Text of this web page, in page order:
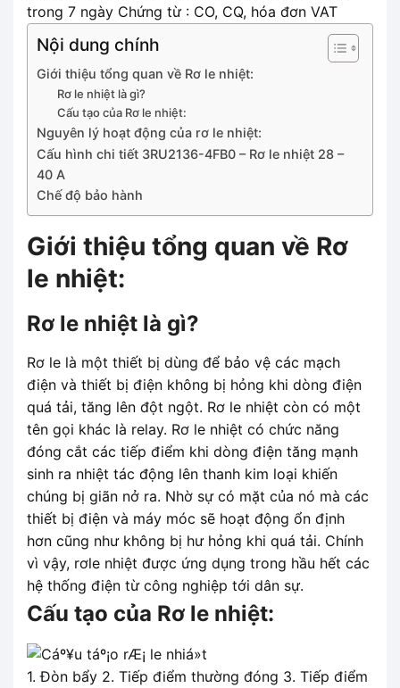
trong 7 ngày Chứng từ : CO, CQ, hóa đơn VAT
Nội dung chính
Giới thiệu tổng quan về Rơ le nhiệt:
Rơ le nhiệt là gì?
Cấu tạo của Rơ le nhiệt:
Nguyên lý hoạt động của rơ le nhiệt:
Cấu hình chi tiết 3RU2136-4FB0 – Rơ le nhiệt 28 –
40 A
Chế độ bảo hành
Giới thiệu tổng quan về Rơ
le nhiệt:
Rơ le nhiệt là gì?
Rơ le là một thiết bị dùng để bảo vệ các mạch
điện và thiết bị điện không bị hỏng khi dòng điện
quá tải, tăng lên đột ngột. Rơ le nhiệt còn có một
tên gọi khác là relay. Rơ le nhiệt có chức năng
đóng cắt các tiếp điểm khi dòng điện tăng mạnh
sinh ra nhiệt tác động lên thanh kim loại khiến
chúng bị giãn nở ra. Nhờ sự có mặt của nó mà các
thiết bị điện và máy móc sẽ hoạt động ổn định
hơn cũng như không bị hư hỏng khi quá tải. Chính
vì vậy, rơle nhiệt được ứng dụng trong hầu hết các
hệ thống điện từ công nghiệp tới dân sự.
Cấu tạo của Rơ le nhiệt:
1. Đòn bẩy 2. Tiếp điểm thường đóng 3. Tiếp điểm